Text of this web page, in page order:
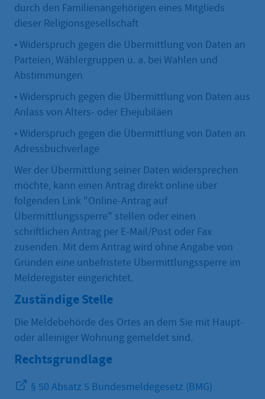
durch den Familienangehörigen eines Mitglieds
dieser Religionsgesellschaft
• Widerspruch gegen die Übermittlung von Daten an
Parteien, Wählergruppen u. a. bei Wahlen und
Abstimmungen
• Widerspruch gegen die Übermittlung von Daten aus
Anlass von Alters- oder Ehejubiläen
• Widerspruch gegen die Übermittlung von Daten an
Adressbuchverlage
Wer der Übermittlung seiner Daten widersprechen
möchte, kann einen Antrag direkt online über
folgenden Link "Online-Antrag auf
Übermittlungssperre" stellen oder einen
schriftlichen Antrag per E-Mail/Post oder Fax
zusenden. Mit dem Antrag wird ohne Angabe von
Gründen eine unbefristete Übermittlungssperre im
Melderegister eingerichtet.
Zuständige Stelle
Die Meldebehörde des Ortes an dem Sie mit Haupt-
oder alleiniger Wohnung gemeldet sind.
Rechtsgrundlage
§ 50 Absatz 5 Bundesmeldegesetz (BMG)